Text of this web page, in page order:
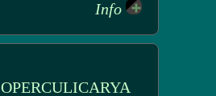
Info
OPERCULICARYA